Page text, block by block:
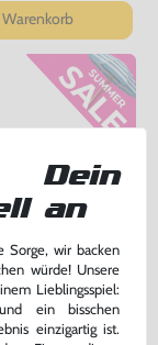
Warenkorb
/
/ Extension
an
Sorge, wir backen
würde! Unsere
Lieblingsspiel:
ein bisschen
einzigartig ist.